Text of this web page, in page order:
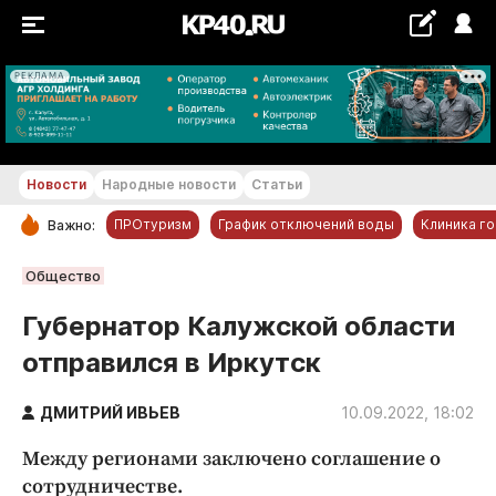
РЕКЛАМА
+11...+12 °С
РУБРИКИ
Новости компаний
Статьи
Народные новости
Благоустройство
Новости Народные новости Статьи
Важно: ПРОтуризм График отключений воды Клиника
Общество
Губернатор Калужской области
отправился в Иркутск
ДМИТРИЙ ИВЬЕВ 10.09.2022, 18:02
Между регионами заключено соглашение о
сотрудничестве.